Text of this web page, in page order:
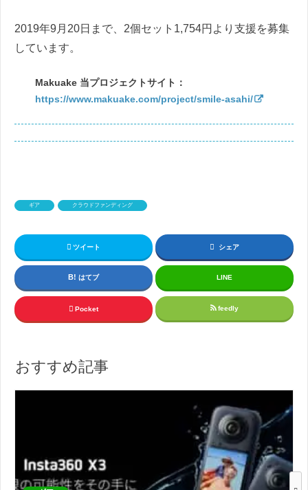
2019年9月20日まで、2個セット1,754円より支援を募集
しています。
Makuake 当プロジェクトサイト：
https://www.makuake.com/project/smile-asahi/
ギア クラウドファンディング
ツイート シェア
はてブ LINE
Pocket feedly
おすすめ記事